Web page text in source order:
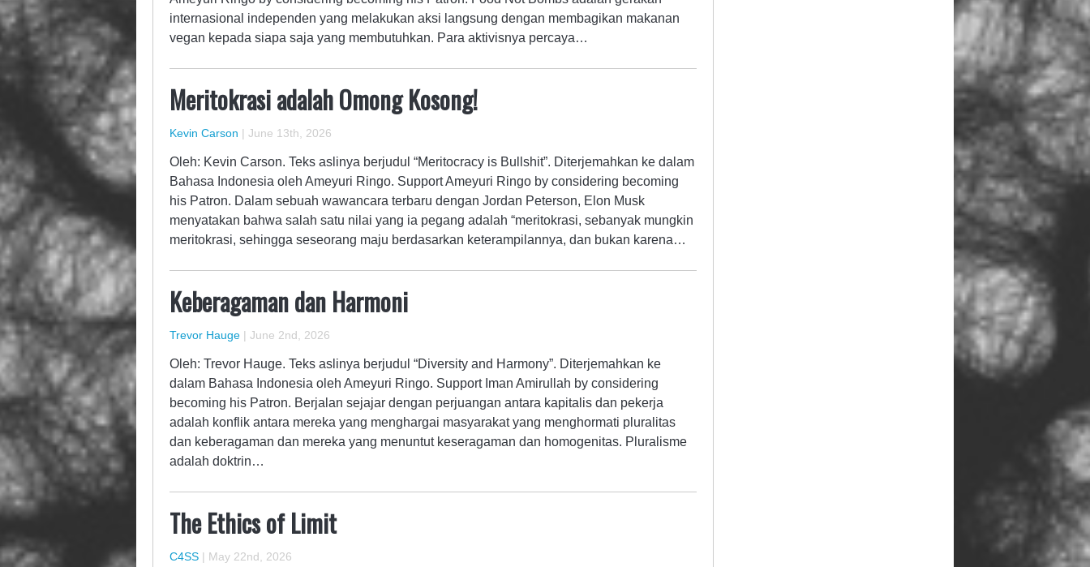
internasional independen yang melakukan aksi langsung dengan membagikan makanan
vegan kepada siapa saja yang membutuhkan. Para aktivisnya percaya…
Meritokrasi adalah Omong Kosong!
Kevin Carson | June 13th, 2026
Oleh: Kevin Carson. Teks aslinya berjudul “Meritocracy is Bullshit”. Diterjemahkan ke dalam
Bahasa Indonesia oleh Ameyuri Ringo. Support Ameyuri Ringo by considering becoming
his Patron. Dalam sebuah wawancara terbaru dengan Jordan Peterson, Elon Musk
menyatakan bahwa salah satu nilai yang ia pegang adalah “meritokrasi, sebanyak mungkin
meritokrasi, sehingga seseorang maju berdasarkan keterampilannya, dan bukan karena…
Keberagaman dan Harmoni
Trevor Hauge | June 2nd, 2026
Oleh: Trevor Hauge. Teks aslinya berjudul “Diversity and Harmony”. Diterjemahkan ke
dalam Bahasa Indonesia oleh Ameyuri Ringo. Support Iman Amirullah by considering
becoming his Patron. Berjalan sejajar dengan perjuangan antara kapitalis dan pekerja
adalah konflik antara mereka yang menghargai masyarakat yang menghormati pluralitas
dan keberagaman dan mereka yang menuntut keseragaman dan homogenitas. Pluralisme
adalah doktrin…
The Ethics of Limit
C4SS | May 22nd, 2026